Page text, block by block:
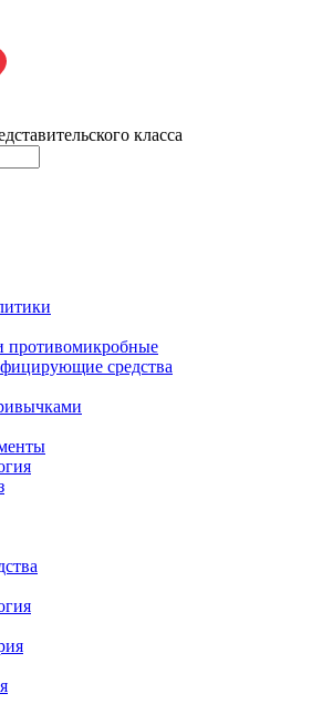
класса
противомикробные
средства